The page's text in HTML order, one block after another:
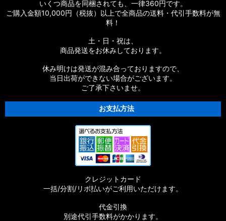
いくつ商品を同梱されても、一律360円です。
ご購入金額10,000円（税抜）以上で全商品の送料・代引手数料が無
料！
土・日・祝は、
商品発送をお休みしております。
休み明けは発送が混み合っておりますので、
当日出荷ができない場合がございます。
ご了承下さいませ。
お支払方法
クレジットカード
一括/分割/リボ払いがご利用いただけます。
代金引換
別途代引手数料がかかります。